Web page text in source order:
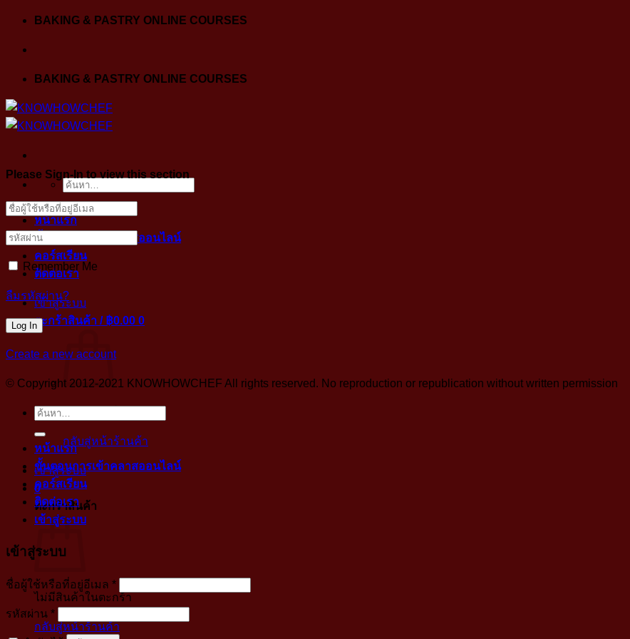
Skip
content
BAKING & PASTRY ONLINE COURSES
BAKING & PASTRY ONLINE COURSES
ค้นหา:
หน้าแรก
ขั้นตอนการเข้าคลาสออนไลน์
คอร์สเรียน
ติดต่อเรา
เข้าสู่ระบบ
ตะกร้าสินค้า / ฿0.00 0
กลับสู่หน้าร้านค้า
เข้าสู่ระบบ
0
ตะกร้าสินค้า
ไม่มีสินค้าในตะกร้า
กลับสู่หน้าร้านค้า
Please Sign-In to view this section
Remember Me
ลืมรหัสผ่าน?
Create a new account
© Copyright 2012-2021 KNOWHOWCHEF All rights reserved. No reproduction or republication without written permission
ค้นหา:
หน้าแรก
ขั้นตอนการเข้าคลาสออนไลน์
คอร์สเรียน
ติดต่อเรา
เข้าสู่ระบบ
เข้าสู่ระบบ
ชื่อผู้ใช้หรือที่อยู่อีเมล *บังคับ
กรอก
รหัสผ่าน *บังคับ
กรอก